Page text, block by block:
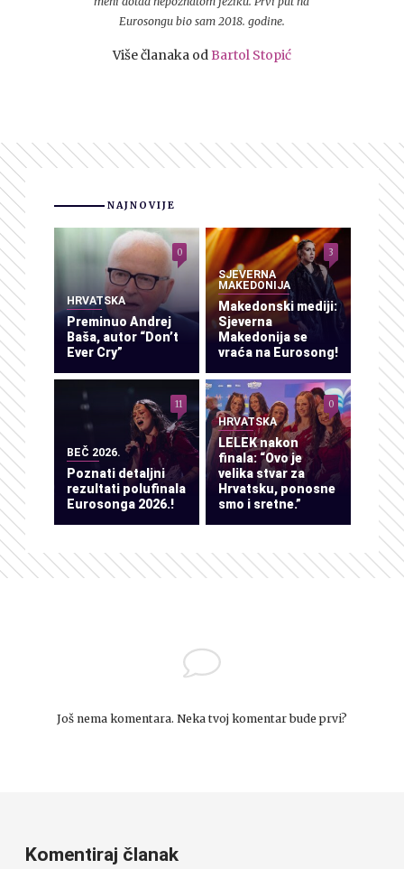
Eurosongu bio sam 2018. godine.
Više članaka odBartol Stopić
NAJNOVIJE
HRVATSKA
Preminuo Andrej
Baša, autor “Don’t
Ever Cry”
0
SJEVERNA
MAKEDONIJA
Makedonski mediji:
Sjeverna
Makedonija se
vraća na Eurosong!
3
BEČ 2026.
Poznati detaljni
rezultati polufinala
Eurosonga 2026.!
11
HRVATSKA
LELEK nakon
finala: “Ovo je
velika stvar za
Hrvatsku, ponosne
smo i sretne.”
0
Još nema komentara. Neka tvoj komentar bude prvi?
Komentiraj članak